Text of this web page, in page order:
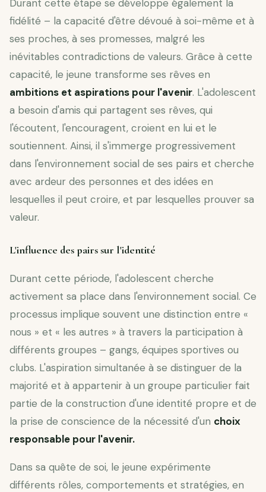
Durant cette étape se développe également la
fidélité – la capacité d'être dévoué à soi-même et à
ses proches, à ses promesses, malgré les
inévitables contradictions de valeurs. Grâce à cette
capacité, le jeune transforme ses rêves en
ambitions et aspirations pour l'avenir. L'adolescent
a besoin d'amis qui partagent ses rêves, qui
l'écoutent, l'encouragent, croient en lui et le
soutiennent. Ainsi, il s'immerge progressivement
dans l'environnement social de ses pairs et cherche
avec ardeur des personnes et des idées en
lesquelles il peut croire, et par lesquelles prouver sa
valeur.
L'influence des pairs sur l'identité
Durant cette période, l'adolescent cherche
activement sa place dans l'environnement social. Ce
processus implique souvent une distinction entre «
nous » et « les autres » à travers la participation à
différents groupes – gangs, équipes sportives ou
clubs. L'aspiration simultanée à se distinguer de la
majorité et à appartenir à un groupe particulier fait
partie de la construction d'une identité propre et de
la prise de conscience de la nécessité d'un choix
responsable pour l'avenir.
Dans sa quête de soi, le jeune expérimente
différents rôles, comportements et stratégies, en